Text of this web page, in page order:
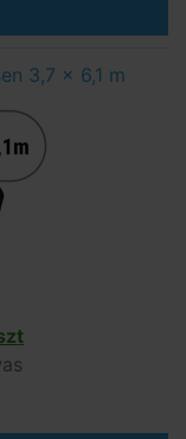
3,7 x 6,1 m